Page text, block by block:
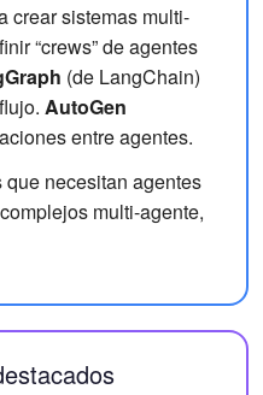
crear sistemas multi-
“crews” de agentes
(de LangChain)
AutoGen
entre agentes.
necesitan agentes
multi-agente,